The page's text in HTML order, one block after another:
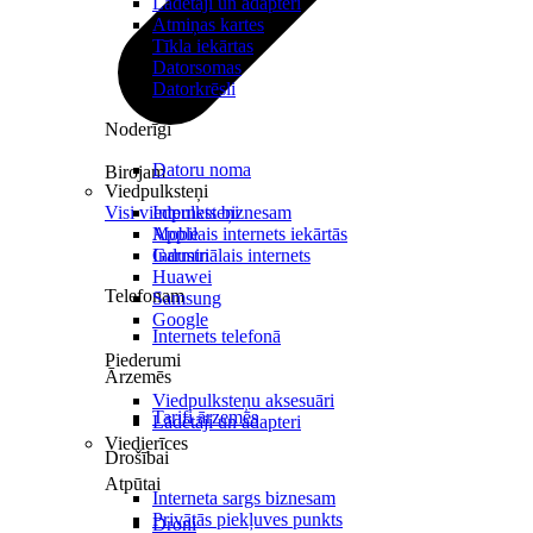
Birojam
Internets biznesam
Mobilais internets iekārtās
Industriālais internets
Telefonam
Internets telefonā
Ārzemēs
Tarifi ārzemēs
Drošībai
Interneta sargs biznesam
Privātās piekļuves punkts
Atmiņas kartes
Tīkla iekārtas
Datorsomas
Datorkrēsli
Noderīgi
Datoru noma
Viedpulksteņi
Visi viedpulksteņi
Apple
Garmin
Huawei
Samsung
Google
Piederumi
Viedpulksteņu aksesuāri
Lādētāji un adapteri
Viedierīces
Atpūtai
Droni